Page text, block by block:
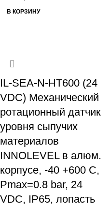
В КОРЗИНУ
IL-SEA-N-HT600 (24
VDC) Механический
ротационный датчик
уровня сыпучих
материалов
INNOLEVEL в алюм.
корпусе, -40 +600 С,
Рmax=0.8 bar, 24
VDC, IP65, лопасть